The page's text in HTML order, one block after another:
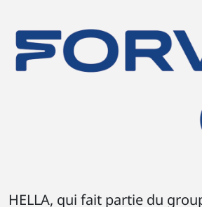
HELLA, qui fait partie du